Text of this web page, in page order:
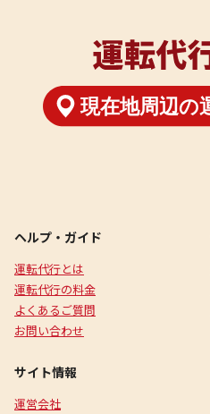
ヘルプ・ガイド
運転代行とは
運転代行の料金
よくあるご質問
お問い合わせ
サイト情報
運営会社